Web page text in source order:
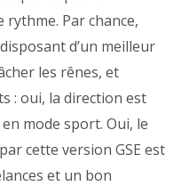
Par chance,
d’un meilleur
les rênes, et
: oui, la direction est
mode sport. Oui, le
cette version GSE est
et un bon